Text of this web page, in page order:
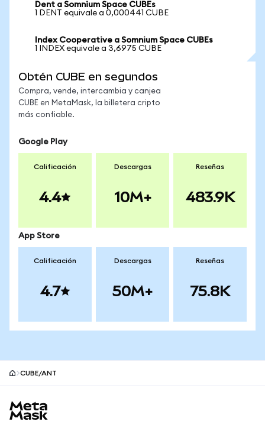
Dent a Somnium Space CUBEs
1 DENT equivale a 0,000441 CUBE
Index Cooperative a Somnium Space CUBEs
1 INDEX equivale a 3,6975 CUBE
Obtén CUBE en segundos
Compra, vende, intercambia y canjea
CUBE en MetaMask, la billetera cripto
más confiable.
Google Play
Calificación
4.4
Descargas
10M+
Reseñas
483.9K
App Store
Calificación
4.7
Descargas
50M+
Reseñas
75.8K
CUBE/ANT